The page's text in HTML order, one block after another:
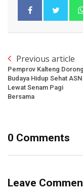
Previous article
Pemprov Kalteng Dorong
Budaya Hidup Sehat ASN
Lewat Senam Pagi
Bersama
0 Comments
Leave